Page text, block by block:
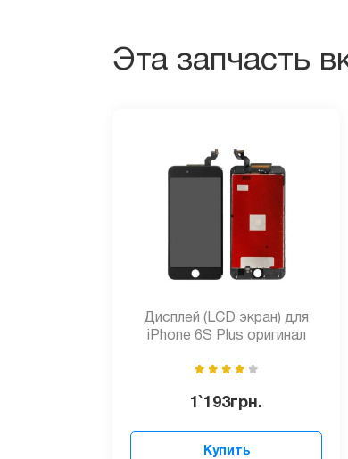
Эта запчасть
Дисплей (LCD экран) для
iPhone 6S Plus оригинал
1`193грн.
Купить